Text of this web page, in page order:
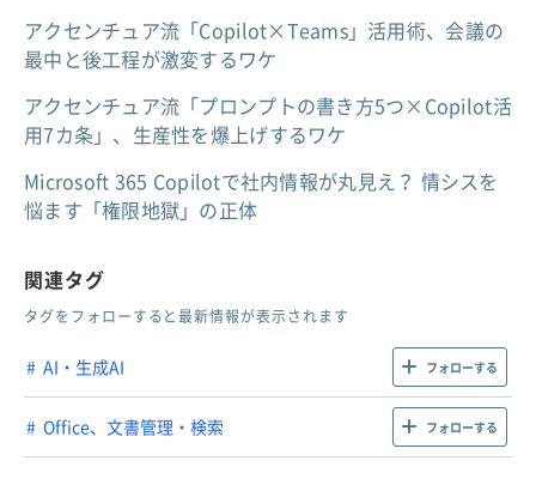
アクセンチュア流「Copilot×Teams」活用術、会議の
最中と後工程が激変するワケ
アクセンチュア流「プロンプトの書き方5つ×Copilot活
用7カ条」、生産性を爆上げするワケ
Microsoft 365 Copilotで社内情報が丸見え？ 情シスを
悩ます「権限地獄」の正体
関連タグ
タグをフォローすると最新情報が表示されます
AI・生成AI フォローする
Office、文書管理・検索 フォローする